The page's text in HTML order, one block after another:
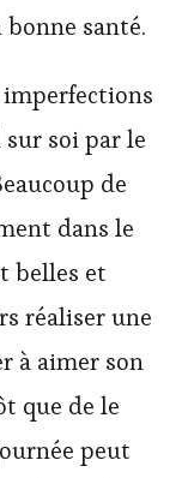
bonne santé.
imperfections
soi par le
de
dans le
belles et
réaliser une
à aimer son
que de le
peut